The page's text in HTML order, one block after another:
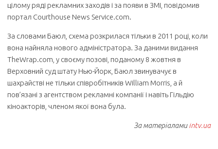
цілому ряді рекламних заходів і за появи в ЗМІ, повідомив
портал Courthouse News Service.com.
За словами Баюл, схема розкрилася тільки в 2011 році, коли
вона найняла нового адміністратора. За даними видання
TheWrap.com, у своєму позові, поданому 8 жовтня в
Верховний суд штату Нью-Йорк, Баюл звинувачує в
шахрайстві не тільки співробітників William Morris, а й
пов’язані з агентством рекламні компанії і навіть Гільдію
кіноакторів, членом якої вона була.
За матеріаламиintv.ua